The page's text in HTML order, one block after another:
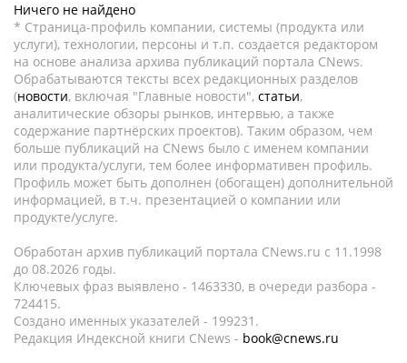
Ничего не найдено
* Страница-профиль компании, системы (продукта или
услуги), технологии, персоны и т.п. создается редактором
на основе анализа архива публикаций портала CNews.
Обрабатываются тексты всех редакционных разделов
(новости, включая "Главные новости", статьи,
аналитические обзоры рынков, интервью, а также
содержание партнёрских проектов). Таким образом, чем
больше публикаций на CNews было с именем компании
или продукта/услуги, тем более информативен профиль.
Профиль может быть дополнен (обогащен) дополнительной
информацией, в т.ч. презентацией о компании или
продукте/услуге.
Обработан архив публикаций портала CNews.ru c 11.1998
до 08.2026 годы.
Ключевых фраз выявлено - 1463330, в очереди разбора -
724415.
Создано именных указателей - 199231.
Редакция Индексной книги CNews - book@cnews.ru